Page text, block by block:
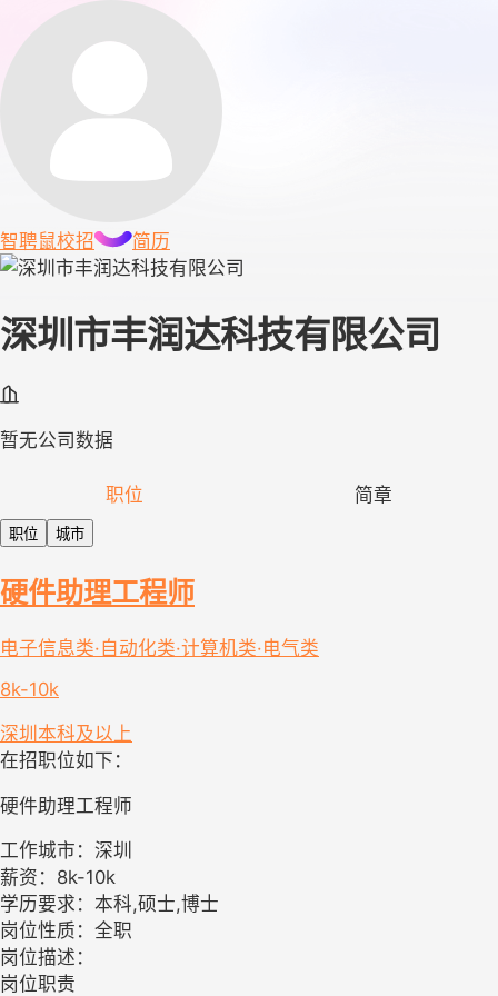
智聘鼠校招 简历
深圳市丰润达科技有限公司
暂无公司数据
职位 简章
职位 城市
硬件助理工程师
电子信息类·自动化类·计算机类·电气类
8k-10k
深圳 本科及以上
在招职位如下：
硬件助理工程师
工作城市：深圳
薪资：8k-10k
学历要求：本科,硕士,博士
岗位性质：全职
岗位描述：
岗位职责